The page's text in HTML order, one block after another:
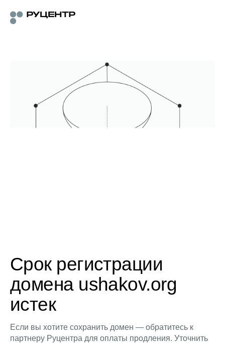
Срок регистрации
домена ushakov.org
истек
Если вы хотите сохранить домен — обратитесь к
партнеру Руцентра для оплаты продления. Уточнить